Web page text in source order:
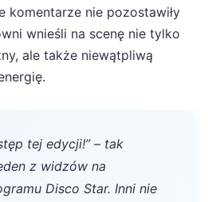
komentarze nie pozostawiły
wnieśli na scenę nie tylko
ale także niewątpliwą
tej edycji!” – tak
z widzów na
Disco Star. Inni nie